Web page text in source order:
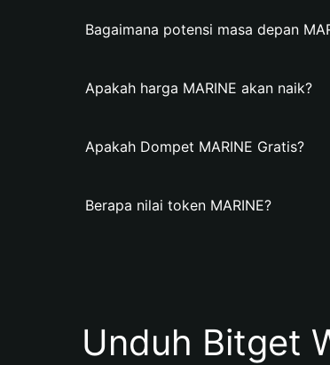
Bagaimana potensi masa depan
Apakah harga MARINE akan naik?
Apakah Dompet MARINE Gratis?
Berapa nilai token MARINE?
Unduh Bitget